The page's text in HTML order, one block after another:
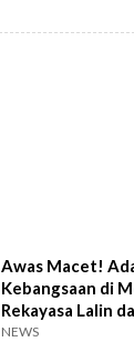
Awas Macet!
Kebangsaan di
Rekayasa Lalin
Parkir
NEWS